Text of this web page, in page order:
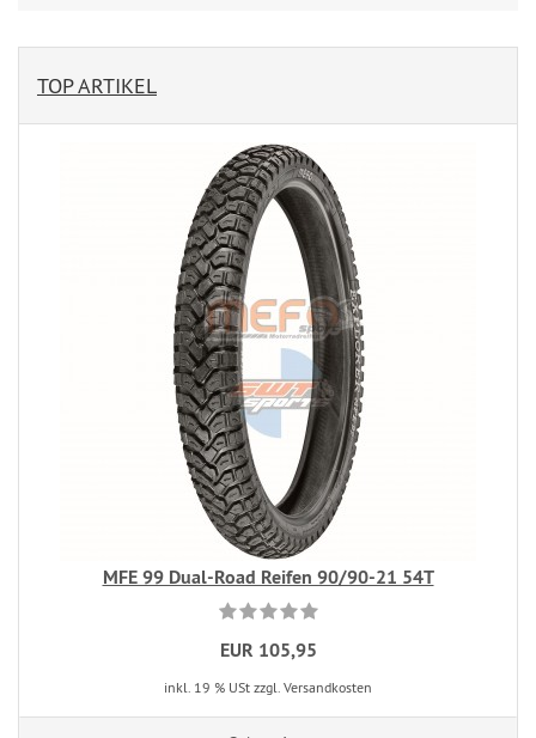
TOP ARTIKEL
MFE 99 Dual-Road Reifen 90/90-21 54T
EUR 105,95
inkl. 19 % USt zzgl. Versandkosten